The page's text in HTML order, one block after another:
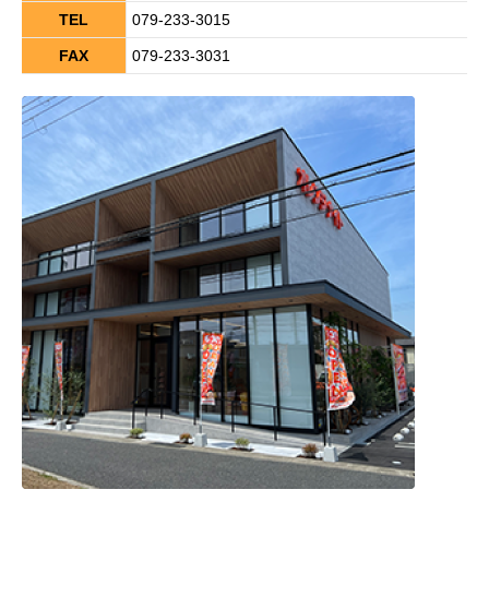
TEL 079-233-3015
FAX 079-233-3031